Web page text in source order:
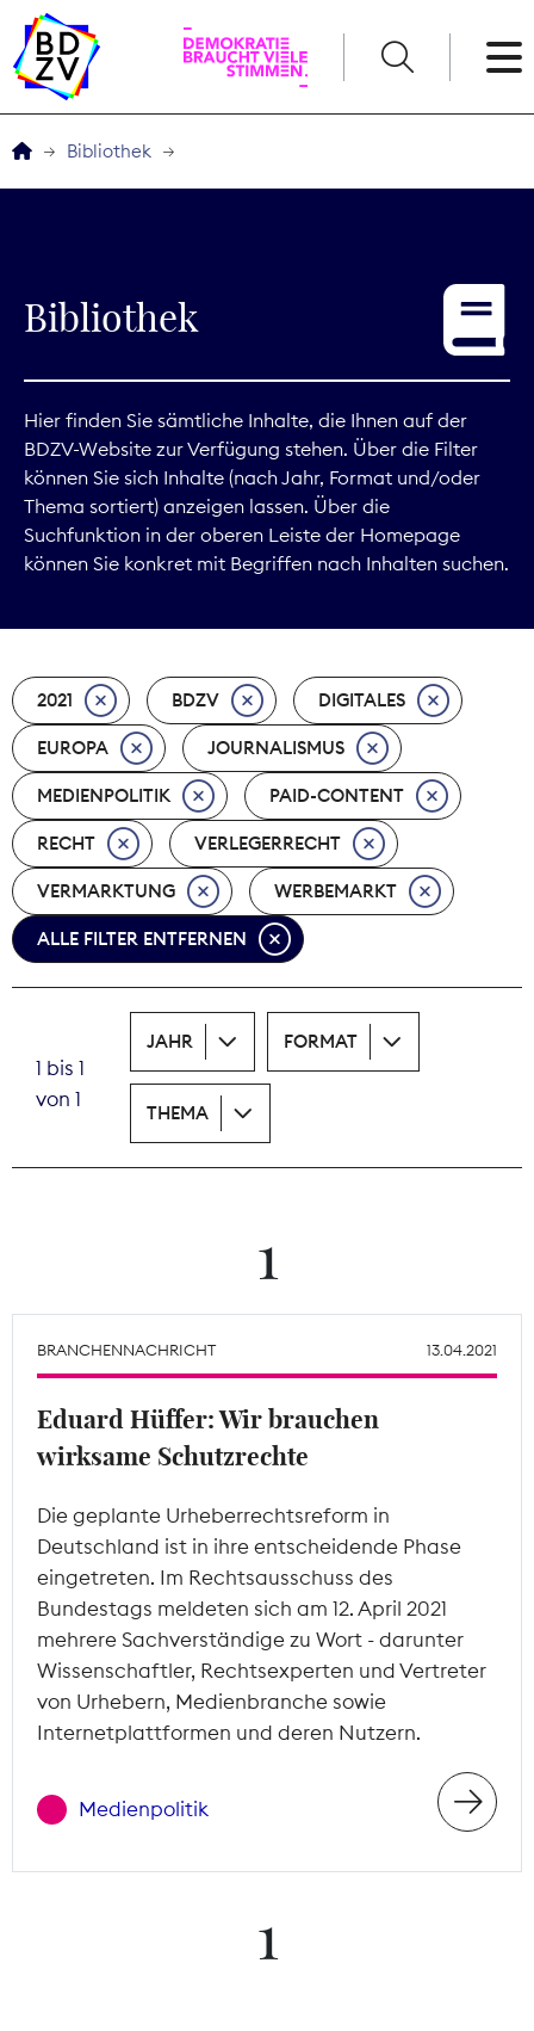
Service
Digitales
Kommunikation
Marktdaten
Nachhaltigkeit
Nachwuchs
Nova Award
Pressefreiheit
Print
Theodor-Wolff-Preis
Bibliothek
Bibliothek
Hier finden Sie sämtliche Inhalte, die Ihnen auf der
BDZV-Website zur Verfügung stehen. Über die Filter
können Sie sich Inhalte (nach Jahr, Format und/oder
Thema sortiert) anzeigen lassen. Über die
Suchfunktion in der oberen Leiste der Homepage
können Sie konkret mit Begriffen nach Inhalten suchen.
2021 BDZV DIGITALES
EUROPA JOURNALISMUS
MEDIENPOLITIK PAID-CONTENT
RECHT VERLEGERRECHT
VERMARKTUNG WERBEMARKT
ALLE FILTER ENTFERNEN
1 bis 1
von 1
JAHR FORMAT
THEMA
1
BRANCHENNACHRICHT 13.04.2021
Eduard Hüffer: Wir brauchen
wirksame Schutzrechte
Die geplante Urheberrechtsreform in
Deutschland ist in ihre entscheidende Phase
eingetreten. Im Rechtsausschuss des
Bundestags meldeten sich am 12. April 2021
mehrere Sachverständige zu Wort - darunter
Wissenschaftler, Rechtsexperten und Vertreter
von Urhebern, Medienbranche sowie
Internetplattformen und deren Nutzern.
Medienpolitik
1